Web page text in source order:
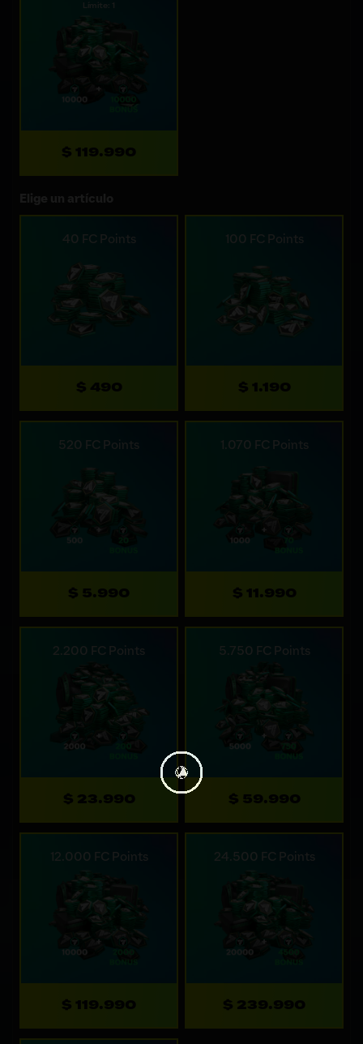
Límite: 1
$ 119.990
40 FC Points
$ 490
100 FC Points
$ 1.190
520 FC Points
$ 5.990
1.070 FC Points
$ 11.990
2.200 FC Points
$ 23.990
5.750 FC Points
$ 59.990
12.000 FC Points
$ 119.990
24.500 FC Points
$ 239.990